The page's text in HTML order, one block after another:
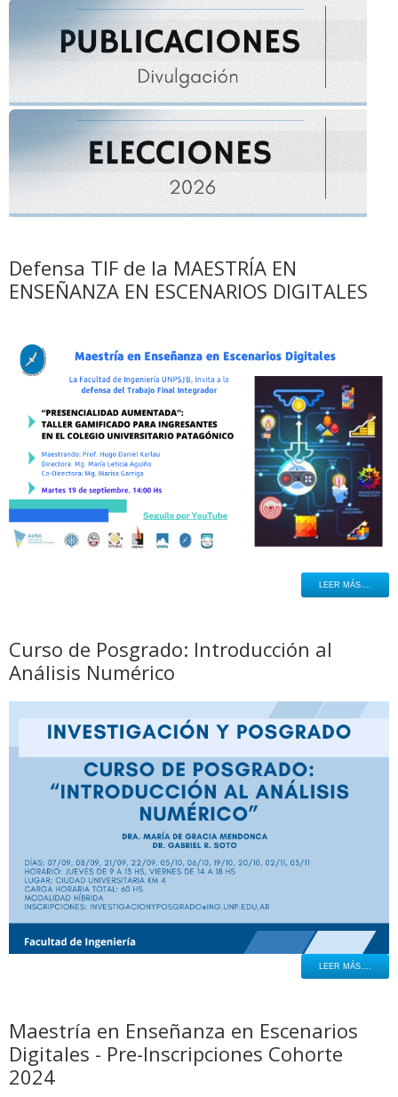
Defensa TIF de la MAESTRÍA EN
ENSEÑANZA EN ESCENARIOS DIGITALES
LEER MÁS....
Curso de Posgrado: Introducción al
Análisis Numérico
LEER MÁS....
Maestría en Enseñanza en Escenarios
Digitales - Pre-Inscripciones Cohorte
2024